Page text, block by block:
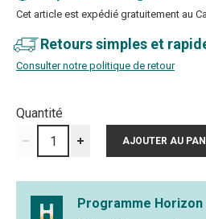
Cet article est expédié gratuitement au
Retours simples et
Consulter notre politique de retour
Quantité
Programme Horizon